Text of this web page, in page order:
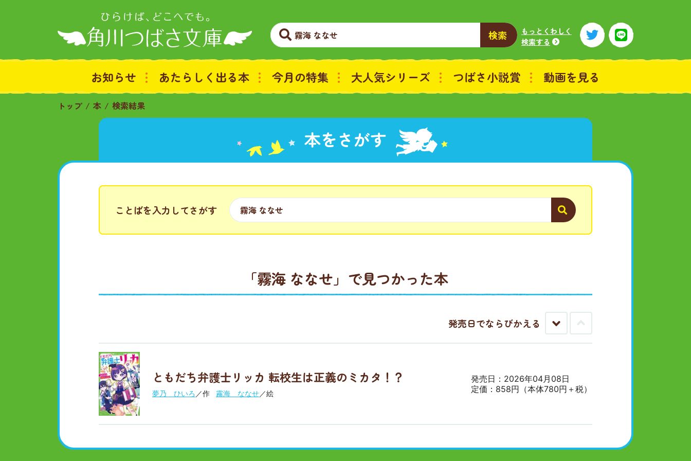
検索
もっとくわしく
検索する
お知らせ あたらしく出る本 今月の特集 大人気シリーズ つばさ小説賞 動画を見る
トップ 本 検索結果
本をさがす
ことばを入力してさがす
「霧海 ななせ」で見つかった本
発売日でならびかえる
古
新
ともだち弁護士リッカ 転校生は正義のミカタ！？
夢乃 ひいろ ／作 霧海 ななせ／絵
発売日：2026年04月08日
定価：858円（本体780円＋税）